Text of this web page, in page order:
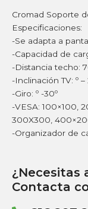
Cromad Soporte
Especificaciones:
-Se adapta a
-Capacidad de
-Distancia techo:
-Inclinación TV: º –
-Giro: º -30º
-VESA: 100×100,
300X300,
-Organizador de
¿Necesitas
Contacta